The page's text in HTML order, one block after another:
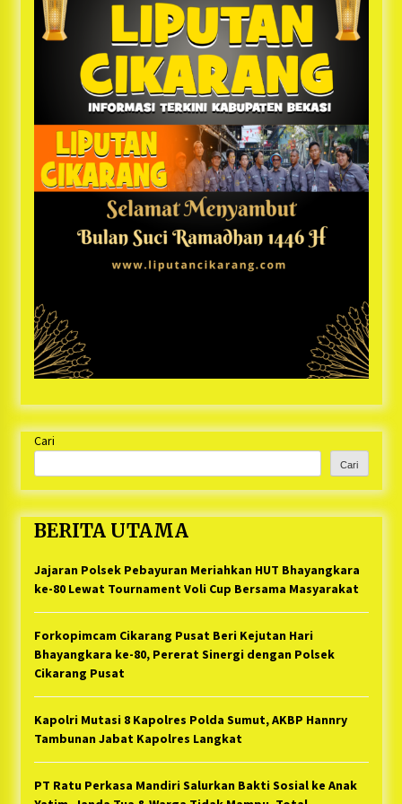
Cari
Cari
BERITA UTAMA
Jajaran Polsek Pebayuran Meriahkan HUT Bhayangkara
ke-80 Lewat Tournament Voli Cup Bersama Masyarakat
Forkopimcam Cikarang Pusat Beri Kejutan Hari
Bhayangkara ke-80, Pererat Sinergi dengan Polsek
Cikarang Pusat
Kapolri Mutasi 8 Kapolres Polda Sumut, AKBP Hannry
Tambunan Jabat Kapolres Langkat
PT Ratu Perkasa Mandiri Salurkan Bakti Sosial ke Anak